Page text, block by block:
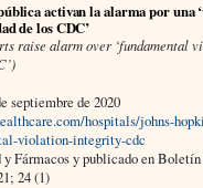
activan la alarma por una
de los CDC’
raise alarm over ‘fundamental
septiembre de 2020
hospitals/johns-
violation-integrity-cdc
y Fármacos y publicado en
24 (1)